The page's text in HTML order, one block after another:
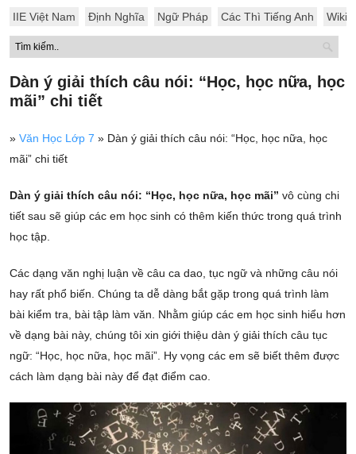
IIE Việt Nam Định Nghĩa Ngữ Pháp Các Thì Tiếng Anh Wiki
Dàn ý giải thích câu nói: “Học, học nữa, học
mãi” chi tiết
» Văn Học Lớp 7 » Dàn ý giải thích câu nói: “Học, học nữa, học
mãi” chi tiết
Dàn ý giải thích câu nói: “Học, học nữa, học mãi” vô cùng chi
tiết sau sẽ giúp các em học sinh có thêm kiến thức trong quá trình
học tập.
Các dạng văn nghị luận về câu ca dao, tục ngữ và những câu nói
hay rất phổ biến. Chúng ta dễ dàng bắt gặp trong quá trình làm
bài kiểm tra, bài tập làm văn. Nhằm giúp các em học sinh hiểu hơn
về dạng bài này, chúng tôi xin giới thiệu dàn ý giải thích câu tục
ngữ: “Học, học nữa, học mãi”. Hy vọng các em sẽ biết thêm được
cách làm dạng bài này để đạt điểm cao.